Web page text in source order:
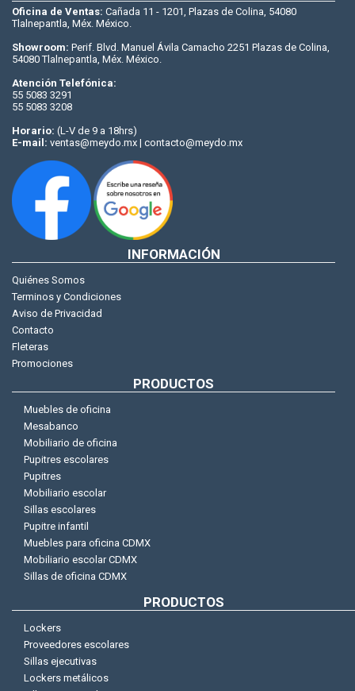
Oficina de Ventas: Cañada 11 - 1201, Plazas de Colina, 54080
Tlalnepantla, Méx. México.
Showroom: Perif. Blvd. Manuel Ávila Camacho 2251 Plazas de Colina,
54080 Tlalnepantla, Méx. México.
Atención Telefónica:
55 5083 3291
55 5083 3208
Horario: (L-V de 9 a 18hrs)
E-mail: ventas@meydo.mx | contacto@meydo.mx
INFORMACIÓN
Quiénes Somos
Terminos y Condiciones
Aviso de Privacidad
Contacto
Fleteras
Promociones
PRODUCTOS
Muebles de oficina
Mesabanco
Mobiliario de oficina
Pupitres escolares
Pupitres
Mobiliario escolar
Sillas escolares
Pupitre infantil
Muebles para oficina CDMX
Mobiliario escolar CDMX
Sillas de oficina CDMX
PRODUCTOS
Lockers
Proveedores escolares
Sillas ejecutivas
Lockers metálicos